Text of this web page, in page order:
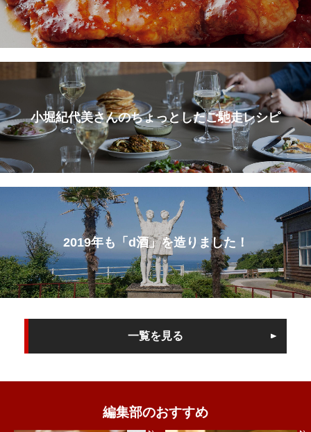
小堀紀代美さんのちょっとしたご馳走レシピ
2019年も「d酒」を造りました！
一覧を見る
編集部のおすすめ